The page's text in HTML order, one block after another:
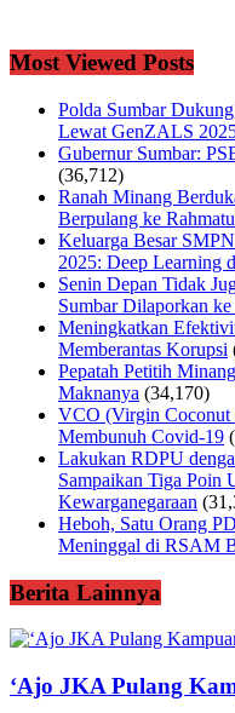
Most Viewed Posts
Polda Sumbar
Lewat GenZALS
Gubernur Sumbar:
(36,712)
Ranah Minang
Berpulang ke
Keluarga Besar
2025: Deep Learning
Senin Depan Tidak
Sumbar Dilaporkan ke
Meningkatkan
Memberantas Korupsi
Pepatah Petitih
Maknanya (34,170)
VCO (Virgin Coconut
Membunuh Covid-19
Lakukan RDPU
Sampaikan Tiga Poin
Kewarganegaraan
Heboh, Satu Orang
Meninggal di RSAM
Berita Lainnya
‘Ajo JKA Pulang